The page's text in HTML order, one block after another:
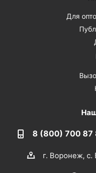
Для
8 (800) 700 87
г. Воронеж, с.